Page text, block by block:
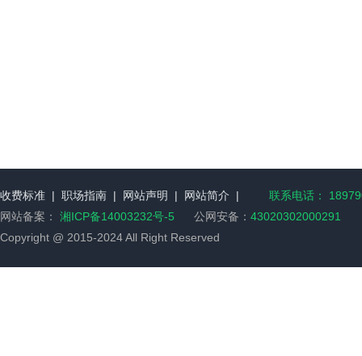
收费标准 | 职场指南 | 网站声明 | 网站简介 |
联系电话：
网站备案： 湘ICP备14003232号-5 公网安备： 43020302000291
Copyright @ 2015-2024 All Right Reserved